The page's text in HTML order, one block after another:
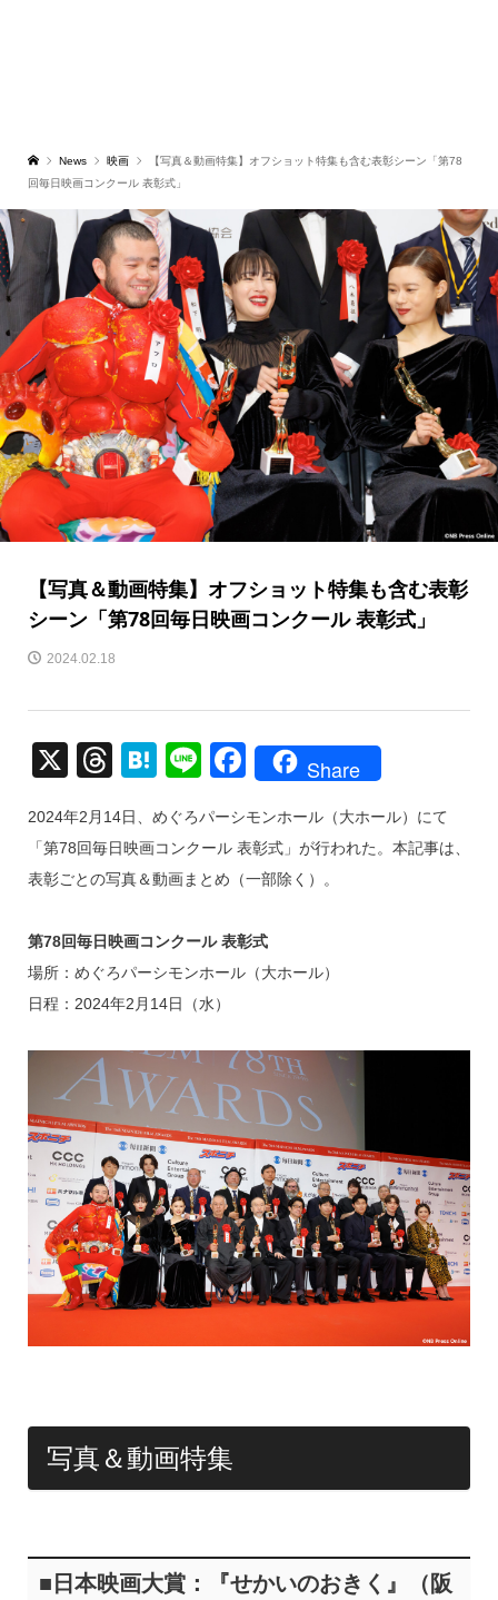
News 映画
【写真＆動画特集】オフショット特集も含む表彰シーン「第78
回毎日映画コンクール 表彰式」
【写真＆動画特集】オフショット特集も含む表彰
シーン「第78回毎日映画コンクール 表彰式」
2024.02.18
X
T
e
a
s
H
e
n
Li
e
F
c
e
o
o
Share
2024年2月14日、めぐろパーシモンホール（大ホール）にて
「第78回毎日映画コンクール 表彰式」が行われた。本記事は、
表彰ごとの写真＆動画まとめ（一部除く）。
第78回毎日映画コンクール 表彰式
場所：めぐろパーシモンホール（大ホール）
日程：2024年2月14日（水）
写真＆動画特集
■日本映画大賞：『せかいのおきく』（阪